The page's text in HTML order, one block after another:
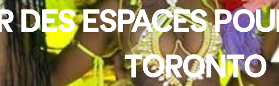
DES ESPACES
TORONTO